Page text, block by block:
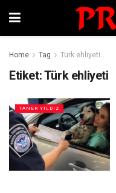
Home Tag Türk ehliyeti
Etiket:Türk ehliyeti
TANER YILDIZ